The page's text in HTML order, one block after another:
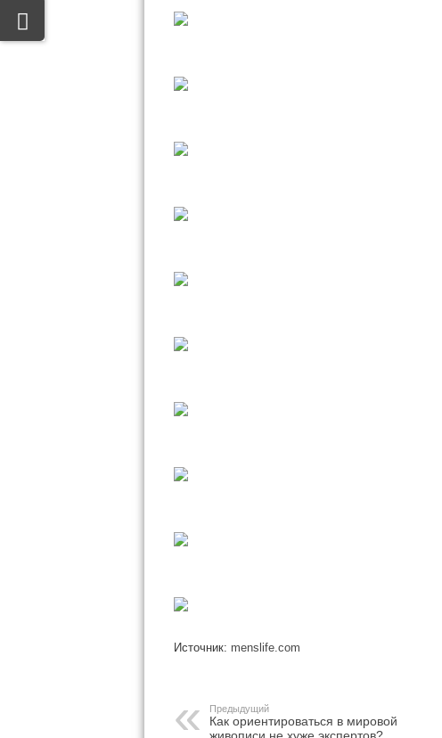
Источник: menslife.com
Предыдущий
Как ориентироваться в мировой